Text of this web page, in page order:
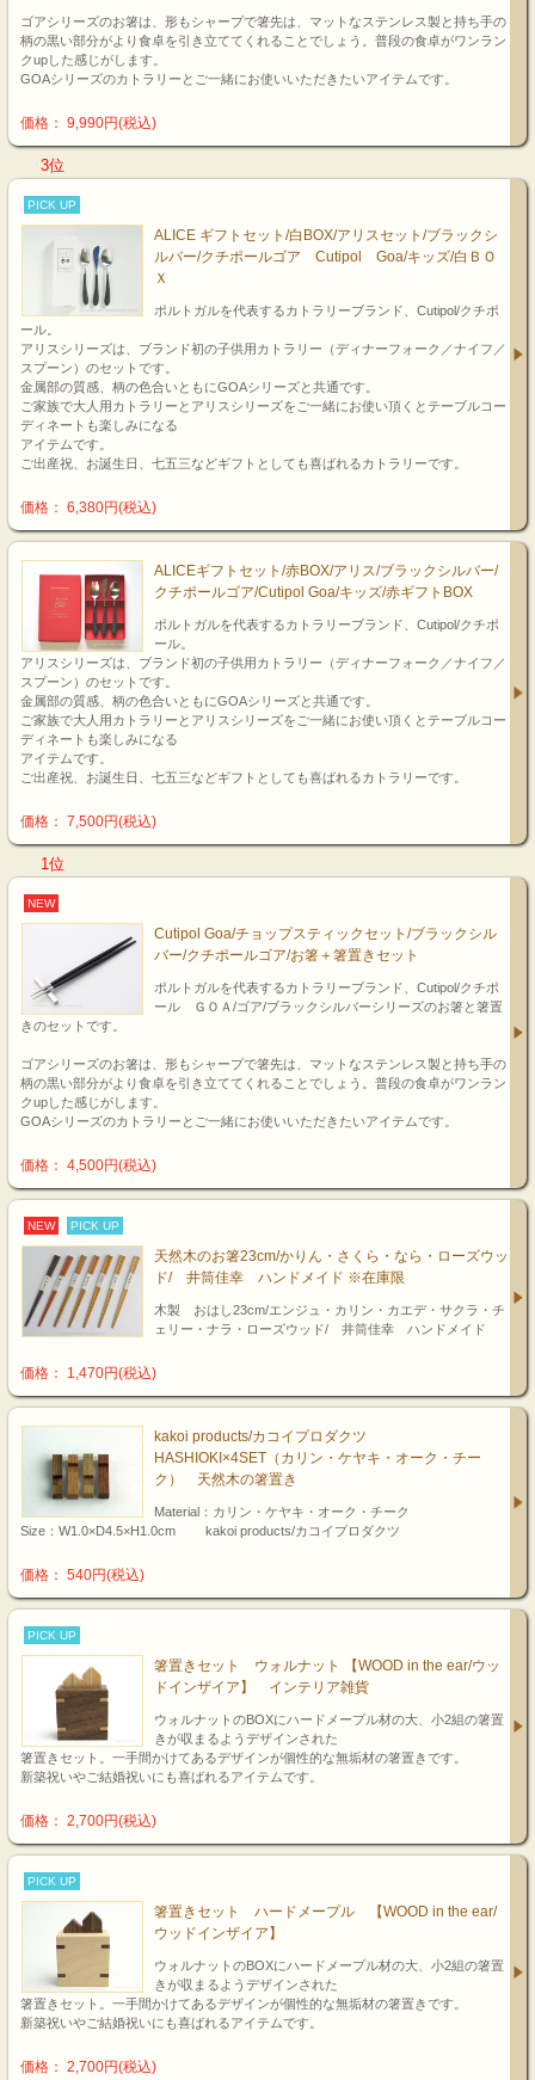
ゴアシリーズのお箸は、形もシャープで箸先は、マットなステンレス製と持ち手の
柄の黒い部分がより食卓を引き立ててくれることでしょう。普段の食卓がワンラン
クupした感じがします。
GOAシリーズのカトラリーとご一緒にお使いいただきたいアイテムです。
価格： 9,990円(税込)
3位
PICK UP
ALICE ギフトセット/白BOX/アリスセット/ブラックシ
ルバー/クチポールゴア Cutipol Goa/キッズ/白ＢＯ
Ｘ
ポルトガルを代表するカトラリーブランド、Cutipol/クチポ
ール。
アリスシリーズは、ブランド初の子供用カトラリー（ディナーフォーク／ナイフ／
スプーン）のセットです。
金属部の質感、柄の色合いともにGOAシリーズと共通です。
ご家族で大人用カトラリーとアリスシリーズをご一緒にお使い頂くとテーブルコー
ディネートも楽しみになる
アイテムです。
ご出産祝、お誕生日、七五三などギフトとしても喜ばれるカトラリーです。
価格： 6,380円(税込)
ALICEギフトセット/赤BOX/アリス/ブラックシルバー/
クチポールゴア/Cutipol Goa/キッズ/赤ギフトBOX
ポルトガルを代表するカトラリーブランド、Cutipol/クチポ
ール。
アリスシリーズは、ブランド初の子供用カトラリー（ディナーフォーク／ナイフ／
スプーン）のセットです。
金属部の質感、柄の色合いともにGOAシリーズと共通です。
ご家族で大人用カトラリーとアリスシリーズをご一緒にお使い頂くとテーブルコー
ディネートも楽しみになる
アイテムです。
ご出産祝、お誕生日、七五三などギフトとしても喜ばれるカトラリーです。
価格： 7,500円(税込)
1位
NEW
Cutipol Goa/チョップスティックセット/ブラックシル
バー/クチポールゴア/お箸＋箸置きセット
ポルトガルを代表するカトラリーブランド、Cutipol/クチポ
ール ＧＯＡ/ゴア/ブラックシルバーシリーズのお箸と箸置
きのセットです。
ゴアシリーズのお箸は、形もシャープで箸先は、マットなステンレス製と持ち手の
柄の黒い部分がより食卓を引き立ててくれることでしょう。普段の食卓がワンラン
クupした感じがします。
GOAシリーズのカトラリーとご一緒にお使いいただきたいアイテムです。
価格： 4,500円(税込)
NEW PICK UP
天然木のお箸23cm/かりん・さくら・なら・ローズウッ
ド/ 井筒佳幸 ハンドメイド ※在庫限
木製 おはし23cm/エンジュ・カリン・カエデ・サクラ・チ
ェリー・ナラ・ローズウッド/ 井筒佳幸 ハンドメイド
価格： 1,470円(税込)
kakoi products/カコイプロダクツ
HASHIOKI×4SET（カリン・ケヤキ・オーク・チー
ク） 天然木の箸置き
Material：カリン・ケヤキ・オーク・チーク
Size：W1.0×D4.5×H1.0cm kakoi products/カコイプロダクツ
価格： 540円(税込)
PICK UP
箸置きセット ウォルナット 【WOOD in the ear/ウッ
ドインザイア】 インテリア雑貨
ウォルナットのBOXにハードメープル材の大、小2組の箸置
きが収まるようデザインされた
箸置きセット。一手間かけてあるデザインが個性的な無垢材の箸置きです。
新築祝いやご結婚祝いにも喜ばれるアイテムです。
価格： 2,700円(税込)
PICK UP
箸置きセット ハードメープル 【WOOD in the ear/
ウッドインザイア】
ウォルナットのBOXにハードメープル材の大、小2組の箸置
きが収まるようデザインされた
箸置きセット。一手間かけてあるデザインが個性的な無垢材の箸置きです。
新築祝いやご結婚祝いにも喜ばれるアイテムです。
価格： 2,700円(税込)